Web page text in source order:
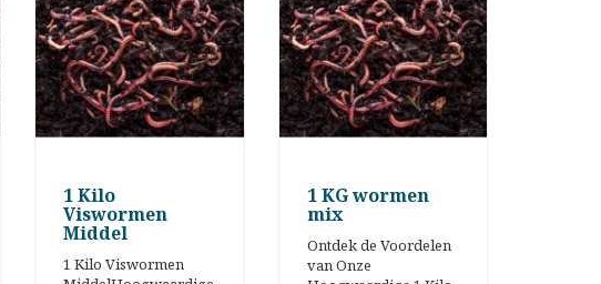
1 Kilo
Viswormen
Middel
1 Kilo Viswormen
1 KG wormen
mix
Ontdek de Voordelen
van Onze